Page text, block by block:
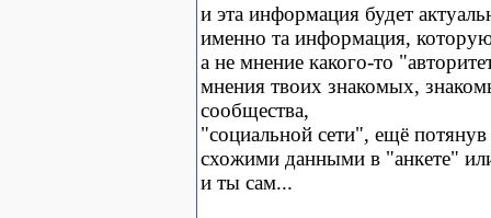
и эта информация будет
именно та информация,
а не мнение какого-то
мнения твоих знакомых,
сообщества,
"социальной сети", ещё
схожими данными в "анкете"
и ты сам...